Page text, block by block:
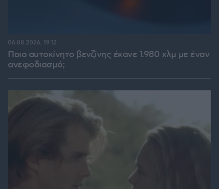
Ποιο αυτοκίνητο βενζίνης έκανε 1.980 χλμ με έναν
ανεφοδιασμό;
06.08.2026, 19:12